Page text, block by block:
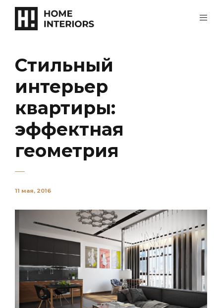
Стильный
интерьер
квартиры:
эффектная
геометрия
11 мая, 2016